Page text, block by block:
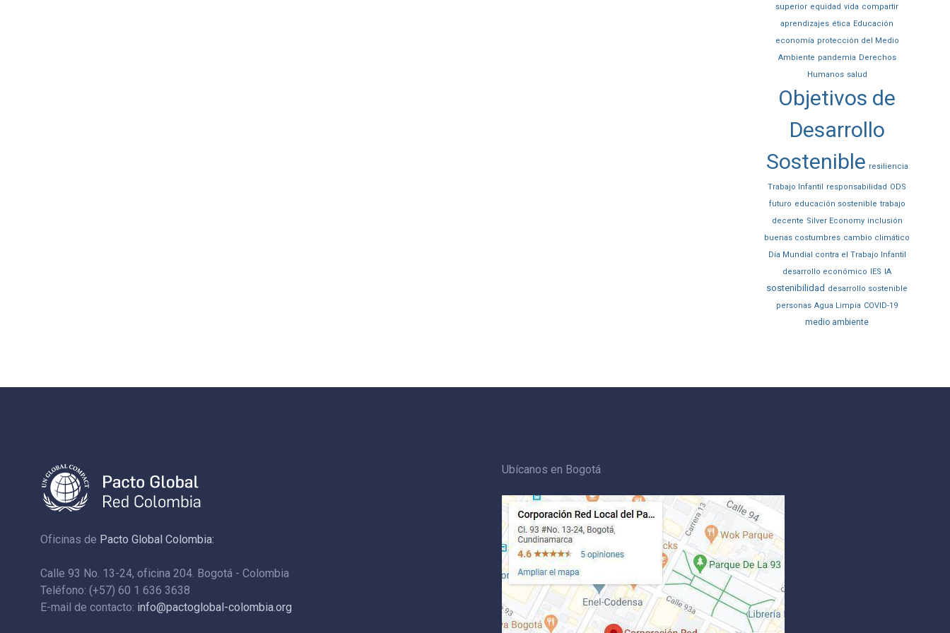
superior equidad vida compartir
aprendizajes ética Educación
economía protección del Medio
Ambiente pandemia Derechos
Humanos salud
Objetivos de
Desarrollo
Sostenible resiliencia
Trabajo Infantil responsabilidad ODS
futuro educación sostenible trabajo
decente Silver Economy inclusión
buenas costumbres cambio climático
Día Mundial contra el Trabajo Infantil
desarrollo económico IES IA
sostenibilidad desarrollo sostenible
personas Agua Limpia COVID-19
medio ambiente
Oficinas de Pacto Global Colombia:
Calle 93 No. 13-24, oficina 204. Bogotá - Colombia
Teléfono: (+57) 60 1 636 3638
E-mail de contacto: info@pactoglobal-colombia.org
Ubícanos en Bogotá